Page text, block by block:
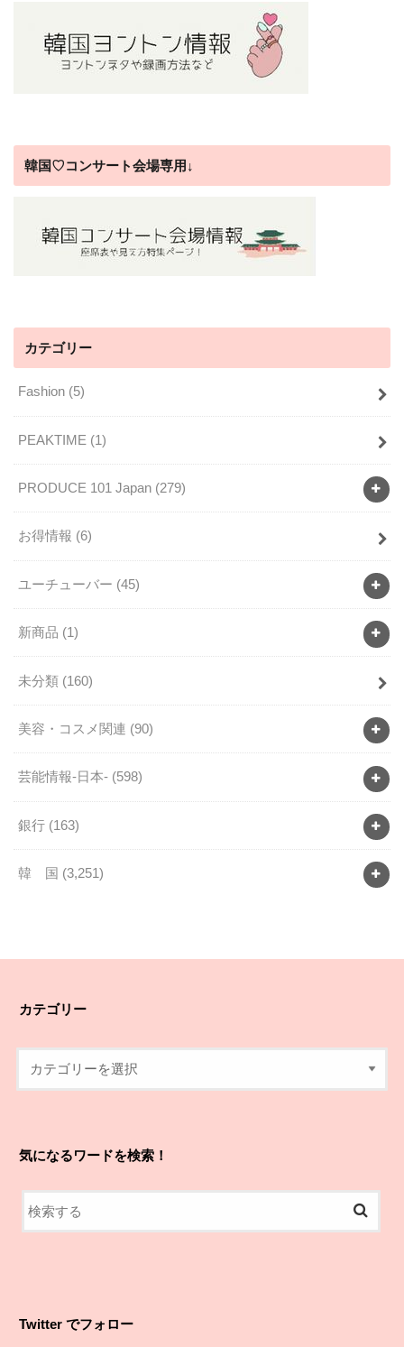
韓国♡コンサート会場専用↓
カテゴリー
Fashion (5)
PEAKTIME (1)
PRODUCE 101 Japan (279)
お得情報 (6)
ユーチューバー (45)
新商品 (1)
未分類 (160)
美容・コスメ関連 (90)
芸能情報-日本- (598)
銀行 (163)
韓 国 (3,251)
カテゴリー
気になるワードを検索！
Twitter でフォロー